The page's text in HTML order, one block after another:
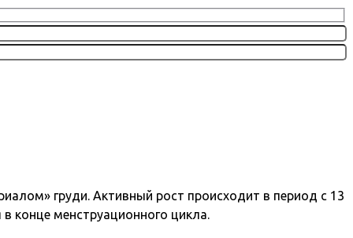
груди. Активный рост происходит в период с 13
конце менструационного цикла.